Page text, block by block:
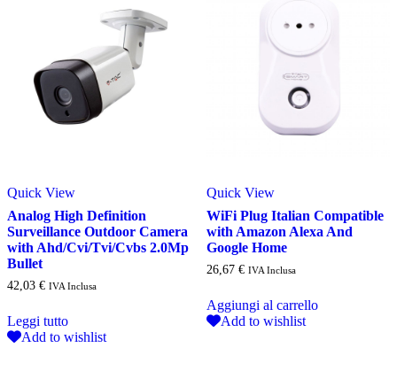
Quick View
Analog High Definition
Surveillance Outdoor Camera
with Ahd/Cvi/Tvi/Cvbs 2.0Mp
Bullet
42,03 € IVA Inclusa
Leggi tutto
Add to wishlist
Quick View
WiFi Plug Italian Compatible
with Amazon Alexa And
Google Home
26,67 € IVA Inclusa
Aggiungi al carrello
Add to wishlist